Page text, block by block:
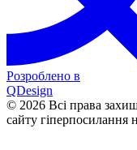
Розроблено в
QDesign
© 2026 Всі права
сайту гіперпосилання